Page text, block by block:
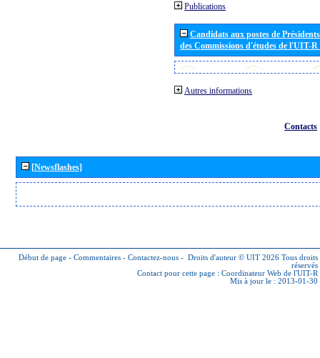
Publications
Candidats aux postes de
des Commissions d'études de l'UIT-
Autres informations
Contacts
[Newsflashes]
Début de page - Commentaires - Contactez-nous - Droits d'auteur © UIT 2026 Tous droits
réservés
Contact pour cette page : Coordinateur Web de l'UIT-R
Mis à jour le : 2013-01-30